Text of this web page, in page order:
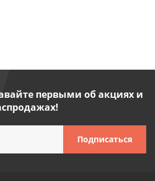
первыми об акциях и